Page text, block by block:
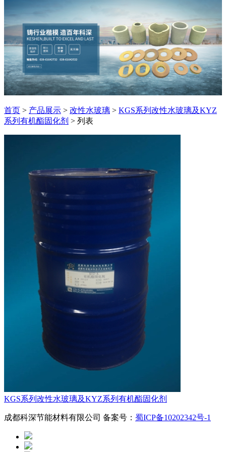
首页 > 产品展示 > 改性水玻璃 > KGS系列改性水玻璃及KYZ
系列有机酯固化剂 > 列表
KGS系列改性水玻璃及KYZ系列有机酯固化剂
成都科深节能材料有限公司 备案号： 蜀ICP备10202342号-1